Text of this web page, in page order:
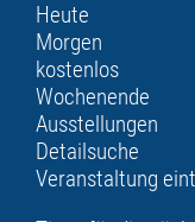
Heute
Morgen
kostenlos
Wochenende
Ausstellungen
Detailsuche
Veranstaltung